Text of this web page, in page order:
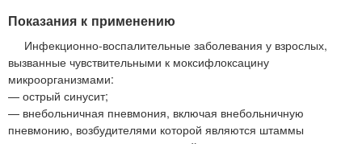
Показания к применению
Инфекционно-воспалительные заболевания у взрослых,
вызванные чувствительными к моксифлоксацину
микроорганизмами:
— острый синусит;
— внебольничная пневмония, включая внебольничную
пневмонию, возбудителями которой являются штаммы